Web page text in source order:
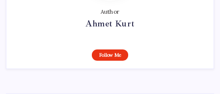
Author
Ahmet Kurt
Follow Me